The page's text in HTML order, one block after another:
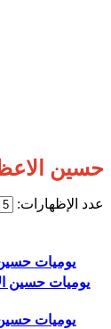
حسين
عدد الإظهارات:
يوميات حسين الاعـظمي
يوميات حسين الاعـظمي